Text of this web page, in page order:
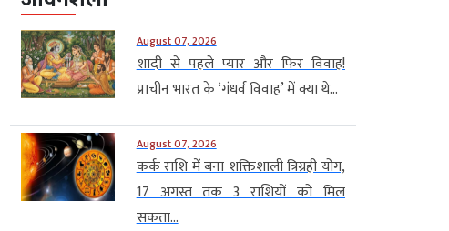
August 07, 2026
शादी से पहले प्यार और फिर विवाह!
प्राचीन भारत के ‘गंधर्व विवाह’ में क्या थे...
August 07, 2026
कर्क राशि में बना शक्तिशाली त्रिग्रही योग,
17 अगस्त तक 3 राशियों को मिल
सकता...